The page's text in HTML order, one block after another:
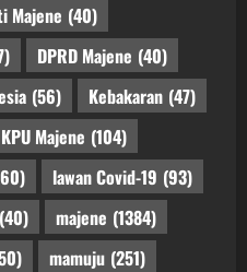
Majene (40)
DPRD Majene (40)
(56) Kebakaran (47)
KPU Majene (104)
lawan Covid-19 (93)
(40) majene (1384)
mamuju (251)